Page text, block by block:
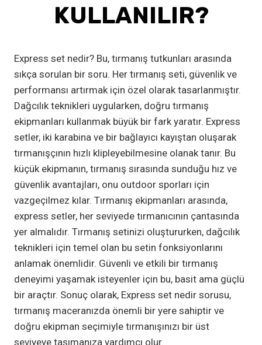
KULLANILIR?
Express set nedir? Bu, tırmanış tutkunları arasında
sıkça sorulan bir soru. Her tırmanış seti, güvenlik ve
performansı artırmak için özel olarak tasarlanmıştır.
Dağcılık teknikleri uygularken, doğru tırmanış
ekipmanları kullanmak büyük bir fark yaratır. Express
setler, iki karabina ve bir bağlayıcı kayıştan oluşarak
tırmanışçının hızlı klipleyebilmesine olanak tanır. Bu
küçük ekipmanın, tırmanış sırasında sunduğu hız ve
güvenlik avantajları, onu outdoor sporları için
vazgeçilmez kılar. Tırmanış ekipmanları arasında,
express setler, her seviyede tırmanıcının çantasında
yer almalıdır. Tırmanış setinizi oluştururken, dağcılık
teknikleri için temel olan bu setin fonksiyonlarını
anlamak önemlidir. Güvenli ve etkili bir tırmanış
deneyimi yaşamak isteyenler için bu, basit ama güçlü
bir araçtır. Sonuç olarak, Express set nedir sorusu,
tırmanış maceranızda önemli bir yere sahiptir ve
doğru ekipman seçimiyle tırmanışınızı bir üst
seviyeye taşımanıza yardımcı olur.